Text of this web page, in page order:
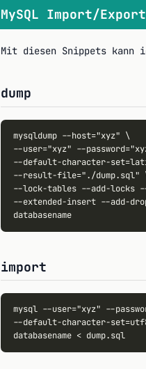
MySQL Import/Export
Mit diesen Snippets kann
dump
mysqldump --host="xyz" \
--user="xyz" --
--default-character-
--result-file="./dump.sql"
--lock-tables --add-locks
--extended-insert --add-
databasename
import
mysql --user="xyz" --
--default-character-
databasename < dump.sql